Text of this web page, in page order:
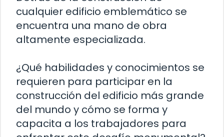
cualquier edificio emblemático se
encuentra una mano de obra
altamente especializada.
¿Qué habilidades y conocimientos se
requieren para participar en la
construcción del edificio más grande
del mundo y cómo se forma y
capacita a los trabajadores para